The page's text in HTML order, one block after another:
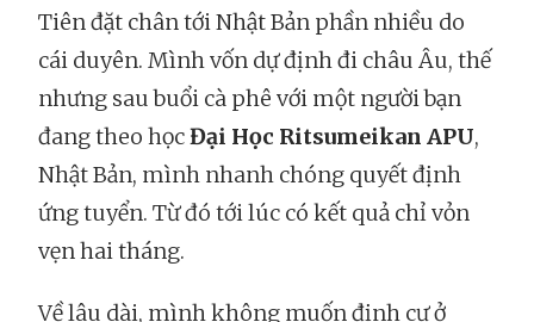
Tiên đặt chân tới Nhật Bản phần nhiều do
cái duyên. Mình vốn dự định đi châu Âu, thế
nhưng sau buổi cà phê với một người bạn
đang theo họcĐại Học Ritsumeikan APU,
Nhật Bản, mình nhanh chóng quyết định
ứng tuyển. Từ đó tới lúc có kết quả chỉ vỏn
vẹn hai tháng.
Về lâu dài, mình không muốn định cư ở